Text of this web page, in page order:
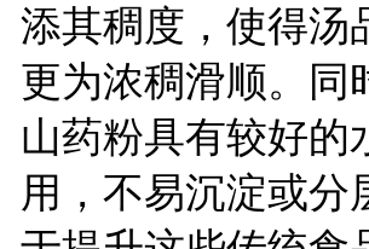
添其稠度，使得汤
更为浓稠滑顺。同
山药粉具有较好的
用，不易沉淀或分